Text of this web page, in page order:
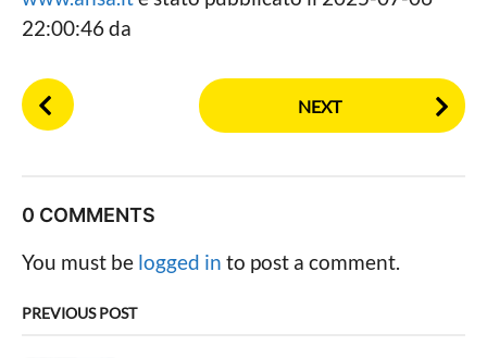
22:00:46 da
P
o
P
a
g
n
NEXT
0 COMMENTS
You must be logged in to post a comment.
PREVIOUS POST